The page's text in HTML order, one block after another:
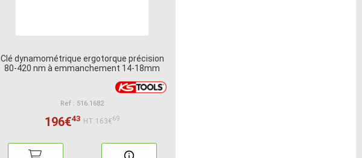
Clé dynamométrique ergotorque précision
80-420 nm à emmanchement 14-18mm
Ref : 516.1682
196€43 HT:163€69